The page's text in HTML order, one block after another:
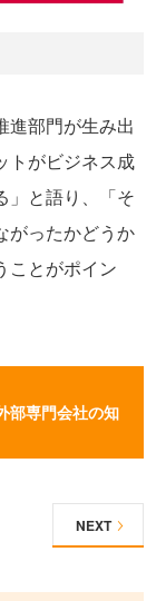
部門が生み出
トがビジネス成
」と語り、「そ
がったかどうか
ことがポイン
部専門会社の知
NEXT